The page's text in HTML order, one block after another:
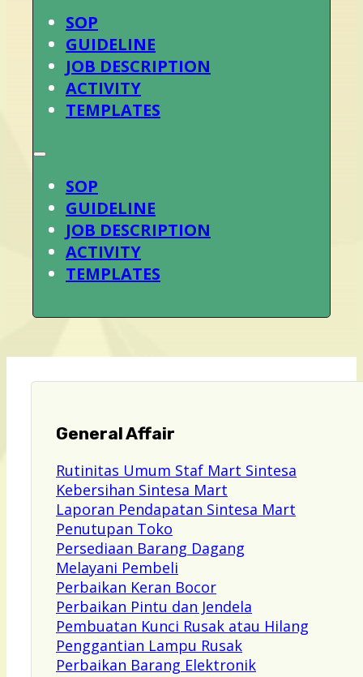
SOP
GUIDELINE
JOB DESCRIPTION
ACTIVITY
TEMPLATES
SOP
GUIDELINE
JOB DESCRIPTION
ACTIVITY
TEMPLATES
General Affair
Rutinitas Umum Staf Mart Sintesa
Kebersihan Sintesa Mart
Laporan Pendapatan Sintesa Mart
Penutupan Toko
Persediaan Barang Dagang
Melayani Pembeli
Perbaikan Keran Bocor
Perbaikan Pintu dan Jendela
Pembuatan Kunci Rusak atau Hilang
Penggantian Lampu Rusak
Perbaikan Barang Elektronik